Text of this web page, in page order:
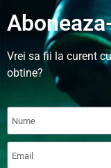
Vrei sa fii la curent
obtine?